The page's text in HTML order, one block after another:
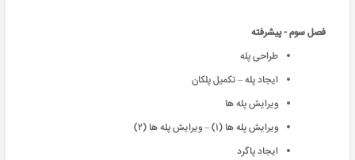
فصل سوم - پیشرفته
طراحی پله
ایجاد پله – تکمیل پلکان
ویرایش پله ها
ویرایش پله ها (۱) – ویرایش پله ها (۲)
ایجاد پاگرد